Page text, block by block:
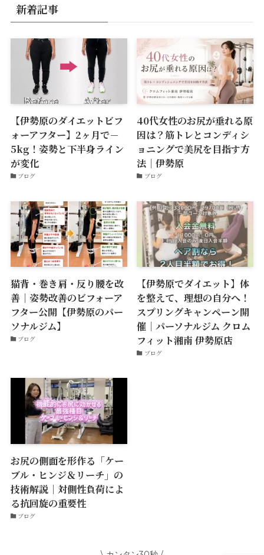
新着記事
【伊勢原のダイエットビフ
ォーアフター】2ヶ月で－
5kg！姿勢と下半身ライン
が変化
ブログ
40代女性のお尻が垂れる原
因は？筋トレとコンディシ
ョニングで美尻を目指す方
法｜伊勢原
ブログ
猫背・巻き肩・反り腰を改
善｜姿勢改善のビフォーア
フター公開【伊勢原のパー
ソナルジム】
ブログ
【伊勢原でダイエット】体
を整えて、理想の自分へ！
スプリングキャンペーン開
催｜パーソナルジム クロム
フィット湘南 伊勢原店
ブログ
お尻の側面を形作る「ケー
ブル・ヒンジ＆リーチ」の
技術解説｜対側性負荷によ
る抗回旋の重要性
ブログ